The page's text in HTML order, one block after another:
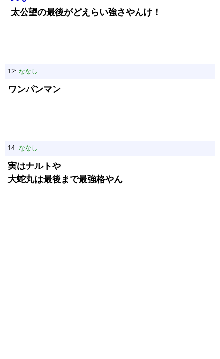
太公望の最後がどえらい強さやんけ！
12: ななし
ワンパンマン
14: ななし
実はナルトや
大蛇丸は最後まで最強格やん